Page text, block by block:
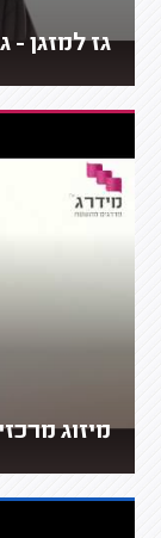
גז למזגן -
מיזוג